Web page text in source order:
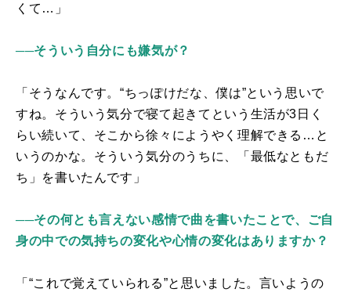
くて…」
──そういう自分にも嫌気が？
「そうなんです。“ちっぽけだな、僕は”という思いで
すね。そういう気分で寝て起きてという生活が3日く
らい続いて、そこから徐々にようやく理解できる…と
いうのかな。そういう気分のうちに、「最低なともだ
ち」を書いたんです」
──その何とも言えない感情で曲を書いたことで、ご自
身の中での気持ちの変化や心情の変化はありますか？
「“これで覚えていられる”と思いました。言いようの